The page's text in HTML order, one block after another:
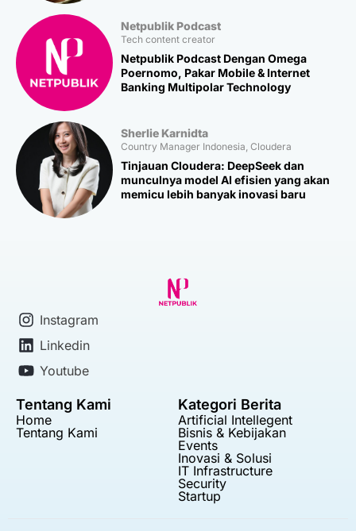
Netpublik Podcast
Tech content creator
Netpublik Podcast Dengan Omega
Poernomo, Pakar Mobile & Internet
Banking Multipolar Technology
Sherlie Karnidta
Country Manager Indonesia, Cloudera
Tinjauan Cloudera: DeepSeek dan
munculnya model AI efisien yang akan
memicu lebih banyak inovasi baru
Instagram
Linkedin
Youtube
Tentang Kami
Home
Tentang Kami
Kategori Berita
Artificial Intellegent
Bisnis & Kebijakan
Events
Inovasi & Solusi
IT Infrastructure
Security
Startup